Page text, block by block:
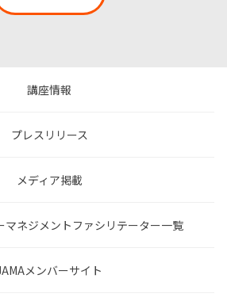
講座情報
プレスリリース
メディア掲載
マネジメントファシリテーター一覧
メンバーサイト